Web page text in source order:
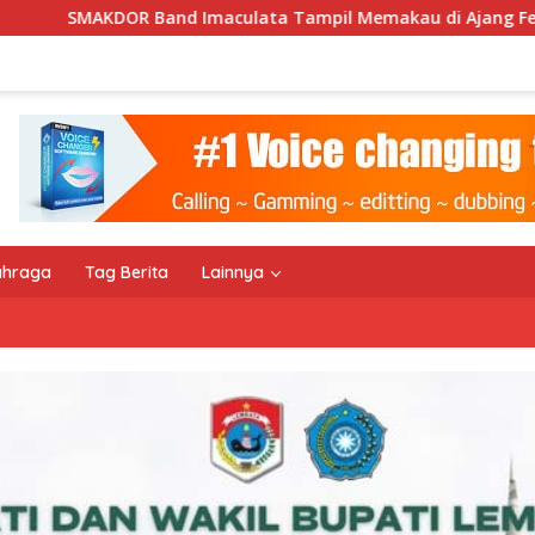
Tampil Memakau di Ajang Festival Bale Nagi
Tag Berita Lainnya